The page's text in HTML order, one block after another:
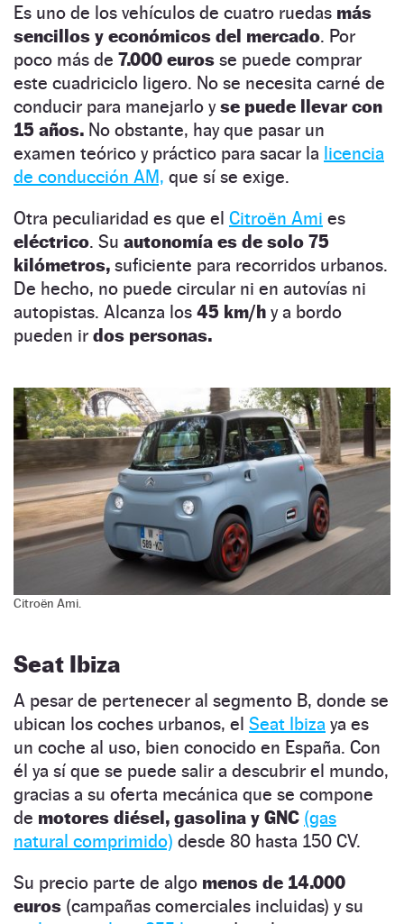
Es uno de los vehículos de cuatro ruedas más
sencillos y económicos del mercado. Por
poco más de 7.000 euros se puede comprar
este cuadriciclo ligero. No se necesita carné de
conducir para manejarlo yse puede llevar con
15 años. No obstante, hay que pasar un
examen teórico y práctico para sacar la licencia
de conducción AM, que sí se exige.
Otra peculiaridad es que el Citroën Ami es
eléctrico. Su autonomía es de solo 75
kilómetros, suficiente para recorridos urbanos.
De hecho, no puede circular ni en autovías ni
autopistas. Alcanza los 45 km/h y a bordo
pueden ir dos personas.
Citroën Ami.
Seat Ibiza
A pesar de pertenecer al segmento B, donde se
ubican los coches urbanos, el Seat Ibiza ya es
un coche al uso, bien conocido en España. Con
él ya sí que se puede salir a descubrir el mundo,
gracias a su oferta mecánica que se compone
de motores diésel, gasolina y GNC (gas
natural comprimido) desde 80 hasta 150 CV.
Su precio parte de algo menos de 14.000
euros (campañas comerciales incluidas) y su